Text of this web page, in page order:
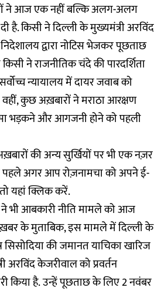
ने आज एक नहीं बल्कि अलग-अलग
है. किसी ने दिल्ली के मुख्यमंत्री अरविंद
द्वारा नोटिस भेजकर पूछताछ
ने राजनीतिक चंदे की पारदर्शिता
न्यायालय में दायर जवाब को
वहीं, कुछ अख़बारों ने मराठा आरक्षण
भड़कने और आगजनी होने को पहली
की अन्य सुर्खियों पर भी एक नज़र
अगर आप रोज़नामचा को अपने ई-
यहांक्लिक करें.
ने भी आबकारी नीति मामले को आज
ख़बर के मुताबिक, इस मामले में दिल्ली के
सिसोदिया की जमानत याचिका खारिज
अरविंद केजरीवाल को प्रवर्तन
किया है. उन्हें पूछताछ के लिए 2 नवंबर